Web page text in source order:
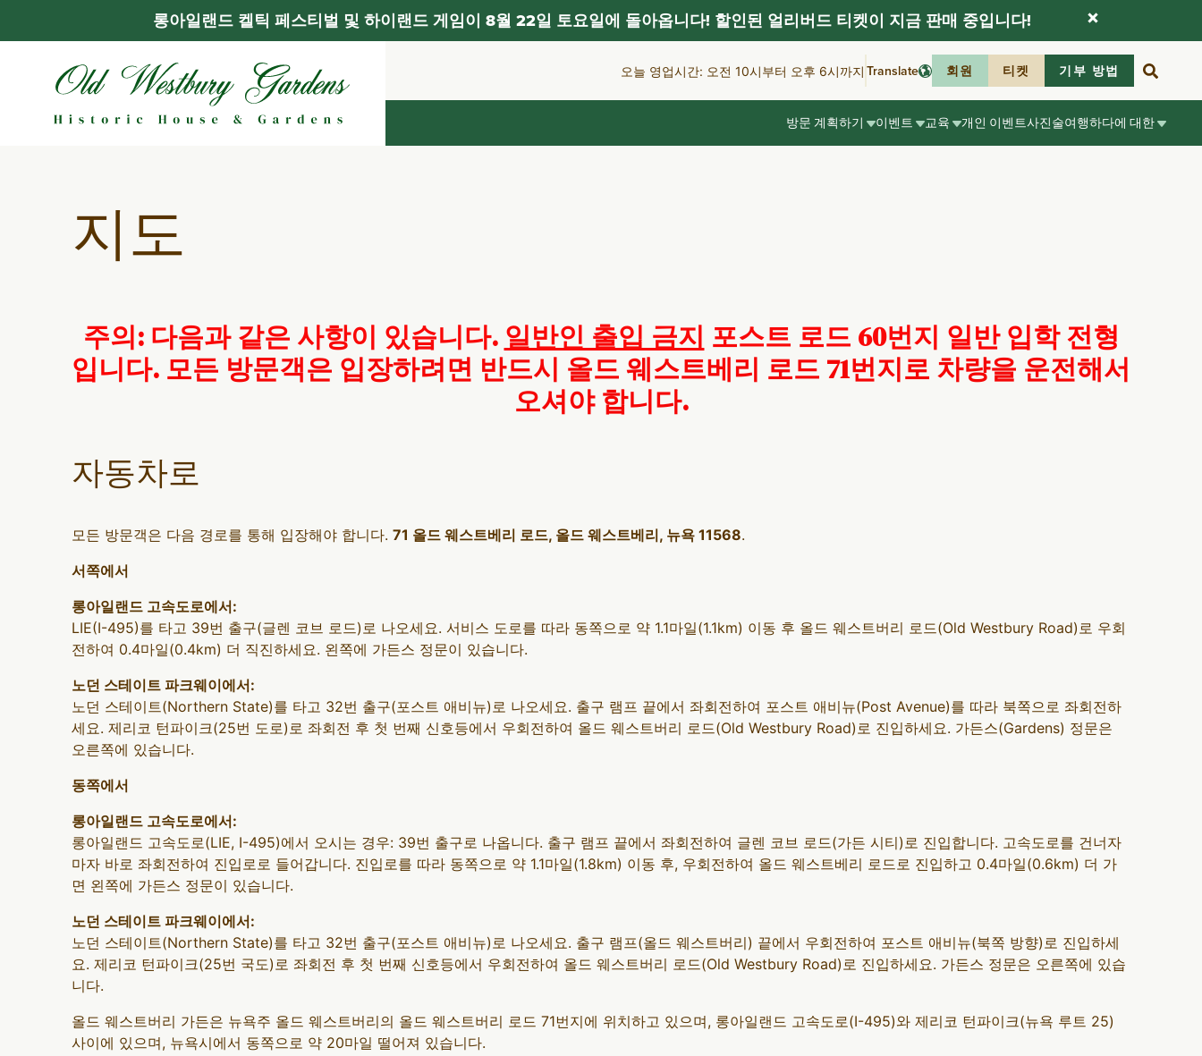
오늘 영업시간: 오전 10시부터 오후 6시까지 Translate 회원 티켓 기부 방법
방문 계획하기 이벤트 교육 개인 이벤트사진술여행하다에 대한
지도
주의: 다음과 같은 사항이 있습니다. 일반인 출입 금지 포스트 로드 60번지 일반 입학 전형
입니다. 모든 방문객은 입장하려면 반드시 올드 웨스트베리 로드 71번지로 차량을 운전해서
오셔야 합니다.
자동차로
모든 방문객은 다음 경로를 통해 입장해야 합니다. 71 올드 웨스트베리 로드, 올드 웨스트베리, 뉴욕 11568.
서쪽에서
롱아일랜드 고속도로에서:
LIE(I-495)를 타고 39번 출구(글렌 코브 로드)로 나오세요. 서비스 도로를 따라 동쪽으로 약 1.1마일(1.1km) 이동 후 올드 웨스트버리 로드(Old Westbury Road)로 우회
전하여 0.4마일(0.4km) 더 직진하세요. 왼쪽에 가든스 정문이 있습니다.
노던 스테이트 파크웨이에서:
노던 스테이트(Northern State)를 타고 32번 출구(포스트 애비뉴)로 나오세요. 출구 램프 끝에서 좌회전하여 포스트 애비뉴(Post Avenue)를 따라 북쪽으로 좌회전하
세요. 제리코 턴파이크(25번 도로)로 좌회전 후 첫 번째 신호등에서 우회전하여 올드 웨스트버리 로드(Old Westbury Road)로 진입하세요. 가든스(Gardens) 정문은
오른쪽에 있습니다.
동쪽에서
롱아일랜드 고속도로에서:
롱아일랜드 고속도로(LIE, I-495)에서 오시는 경우: 39번 출구로 나옵니다. 출구 램프 끝에서 좌회전하여 글렌 코브 로드(가든 시티)로 진입합니다. 고속도로를 건너자
마자 바로 좌회전하여 진입로로 들어갑니다. 진입로를 따라 동쪽으로 약 1.1마일(1.8km) 이동 후, 우회전하여 올드 웨스트베리 로드로 진입하고 0.4마일(0.6km) 더 가
면 왼쪽에 가든스 정문이 있습니다.
노던 스테이트 파크웨이에서:
노던 스테이트(Northern State)를 타고 32번 출구(포스트 애비뉴)로 나오세요. 출구 램프(올드 웨스트버리) 끝에서 우회전하여 포스트 애비뉴(북쪽 방향)로 진입하세
요. 제리코 턴파이크(25번 국도)로 좌회전 후 첫 번째 신호등에서 우회전하여 올드 웨스트버리 로드(Old Westbury Road)로 진입하세요. 가든스 정문은 오른쪽에 있습
니다.
올드 웨스트버리 가든은 뉴욕주 올드 웨스트버리의 올드 웨스트버리 로드 71번지에 위치하고 있으며, 롱아일랜드 고속도로(I-495)와 제리코 턴파이크(뉴욕 루트 25)
사이에 있으며, 뉴욕시에서 동쪽으로 약 20마일 떨어져 있습니다.
롱아일랜드 켈틱 페스티벌 및 하이랜드 게임이 8월 22일 토요일에 돌아옵니다! 할인된 얼리버드 티켓이 지금 판매 중입니다!